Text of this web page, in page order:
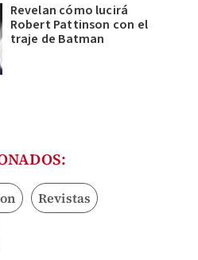
Revelan cómo lucirá
Robert Pattinson con el
traje de Batman
Revistas